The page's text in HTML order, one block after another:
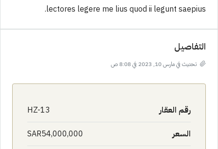
lectores legere me lius quod ii legunt saepius.
التفاصيل
تحديث في مارس 10, 2023 في 8:08 ص
رقم العقار HZ-13
السعر SAR54,000,000